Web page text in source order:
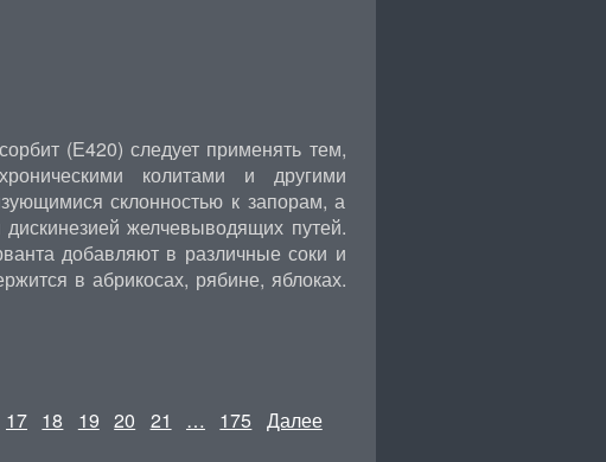
(Е420) следует применять тем,
колитами и другими
склонностью к запорам, а
желчевыводящих путей.
добавляют в различные соки и
в абрикосах, рябине, яблоках.
17 18 19 20 21 … 175 Далее